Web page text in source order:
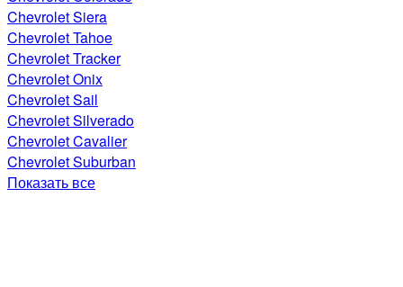
Chevrolet Siera
Chevrolet Tahoe
Chevrolet Tracker
Chevrolet Onix
Chevrolet Sail
Chevrolet Silverado
Chevrolet Cavalier
Chevrolet Suburban
Показать все